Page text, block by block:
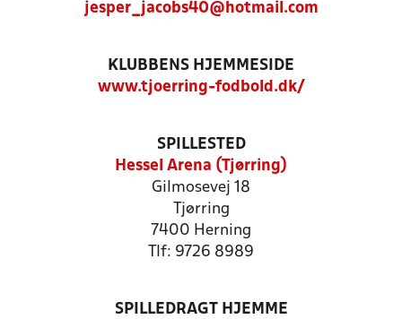
jesper_jacobs40@hotmail.com
KLUBBENS HJEMMESIDE
www.tjoerring-fodbold.dk/
SPILLESTED
Hessel Arena (Tjørring)
Gilmosevej 18
Tjørring
7400 Herning
Tlf: 9726 8989
SPILLEDRAGT HJEMME